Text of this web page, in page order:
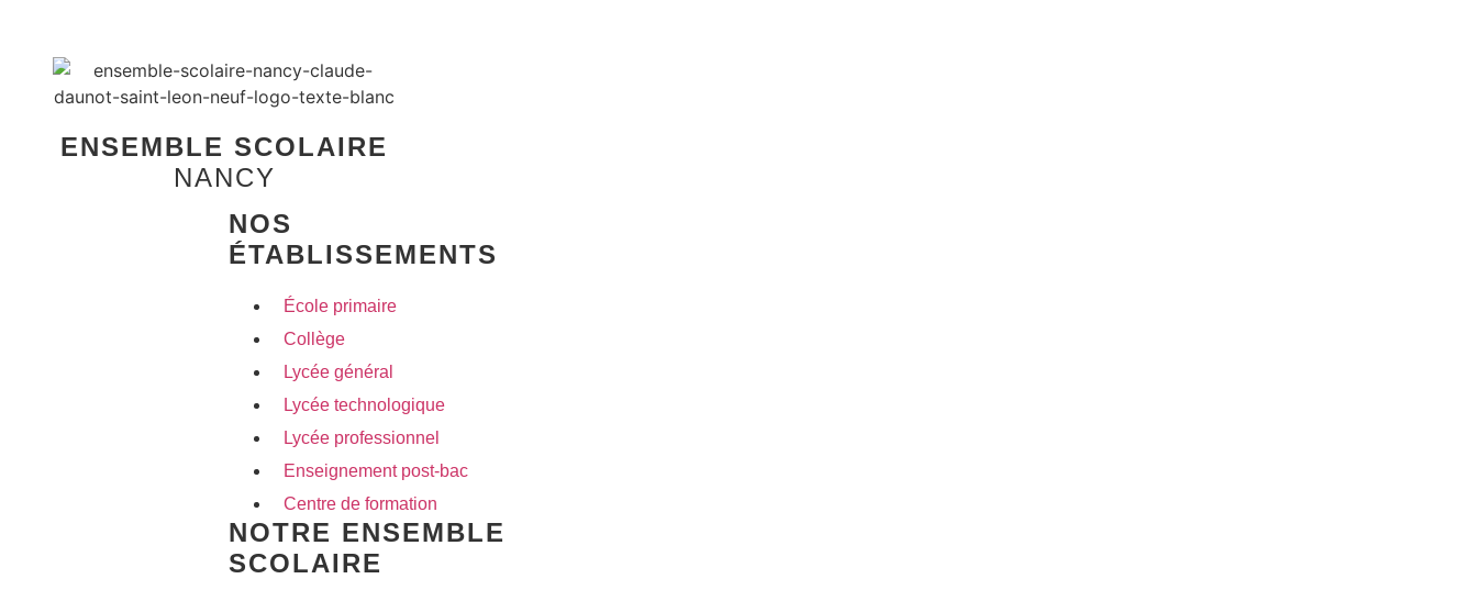
ENSEMBLE SCOLAIRE
NANCY
NOS
ÉTABLISSEMENTS
École primaire
Collège
Lycée général
Lycée technologique
Lycée professionnel
Enseignement post-bac
Centre de formation
NOTRE ENSEMBLE
SCOLAIRE